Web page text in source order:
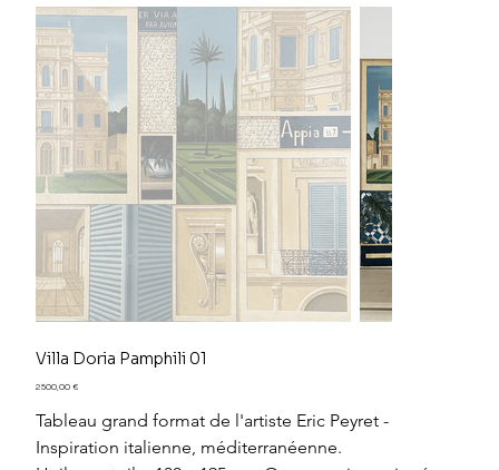
Villa Doria Pamphili 01
Prix
2 500,00 €
Tableau grand format de l'artiste Eric Peyret -
Inspiration italienne, méditerranéenne.